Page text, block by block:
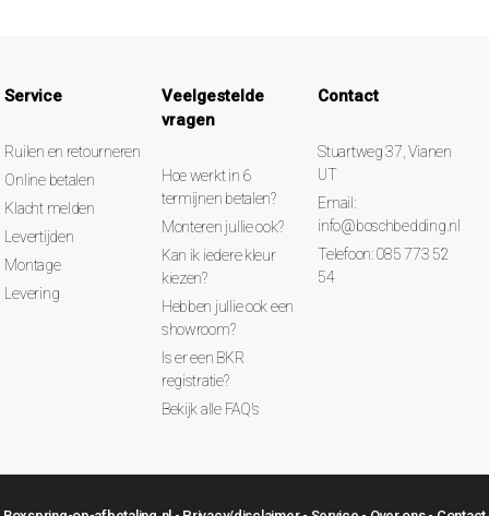
Service
Ruilen en retourneren
Online betalen
Klacht melden
Levertijden
Montage
Levering
Veelgestelde
vragen
Hoe werkt in 6
termijnen betalen?
Monteren jullie ook?
Kan ik iedere kleur
kiezen?
Hebben jullie ook een
showroom?
Is er een BKR
registratie?
Bekijk alle FAQ's
Contact
Stuartweg 37, Vianen
UT
Email:
info@boschbedding.nl
Telefoon: 085 773 52
54